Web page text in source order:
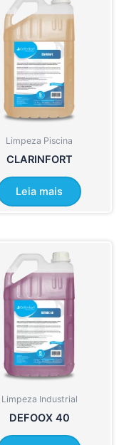
Limpeza Piscina
CLARINFORT
Leia mais
Limpeza Industrial
DEFOOX 40